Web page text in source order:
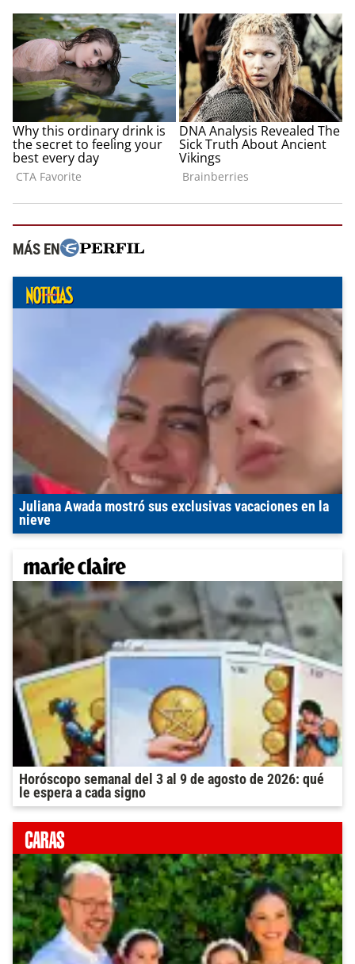
MÁS EN
Juliana Awada mostró sus exclusivas vacaciones en la
nieve
Horóscopo semanal del 3 al 9 de agosto de 2026: qué
le espera a cada signo